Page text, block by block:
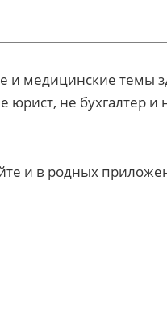
медицинские темы
юрист, не
и в родных